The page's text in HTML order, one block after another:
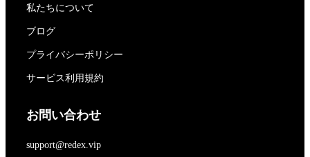
私たちについて
ブログ
プライバシーポリシー
サービス利用規約
お問い合わせ
support@redex.vip